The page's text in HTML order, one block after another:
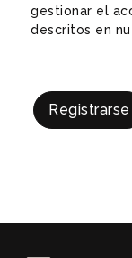
gestionar el
descritos en
Registrarse